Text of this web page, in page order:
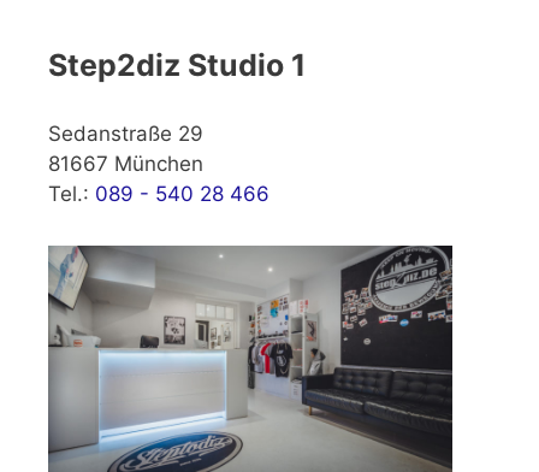
Step2diz Studio 1
Sedanstraße 29
81667 München
Tel.: 089 - 540 28 466